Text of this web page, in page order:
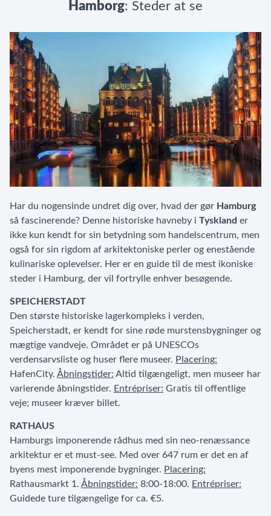
Hamborg: Steder at se
Har du nogensinde undret dig over, hvad der gør Hamburg
så fascinerende? Denne historiske havneby i Tyskland er
ikke kun kendt for sin betydning som handelscentrum, men
også for sin rigdom af arkitektoniske perler og enestående
kulinariske oplevelser. Her er en guide til de mest ikoniske
steder i Hamburg, der vil fortrylle enhver besøgende.
SPEICHERSTADT
Den største historiske lagerkompleks i verden,
Speicherstadt, er kendt for sine røde murstensbygninger og
mægtige vandveje. Området er på UNESCOs
verdensarvsliste og huser flere museer. Placering:
HafenCity. Åbningstider: Altid tilgængeligt, men museer har
varierende åbningstider. Entrépriser: Gratis til offentlige
veje; museer kræver billet.
RATHAUS
Hamburgs imponerende rådhus med sin neo-renæssance
arkitektur er et must-see. Med over 647 rum er det en af
byens mest imponerende bygninger. Placering:
Rathausmarkt 1. Åbningstider: 8:00-18:00. Entrépriser:
Guidede ture tilgængelige for ca. €5.